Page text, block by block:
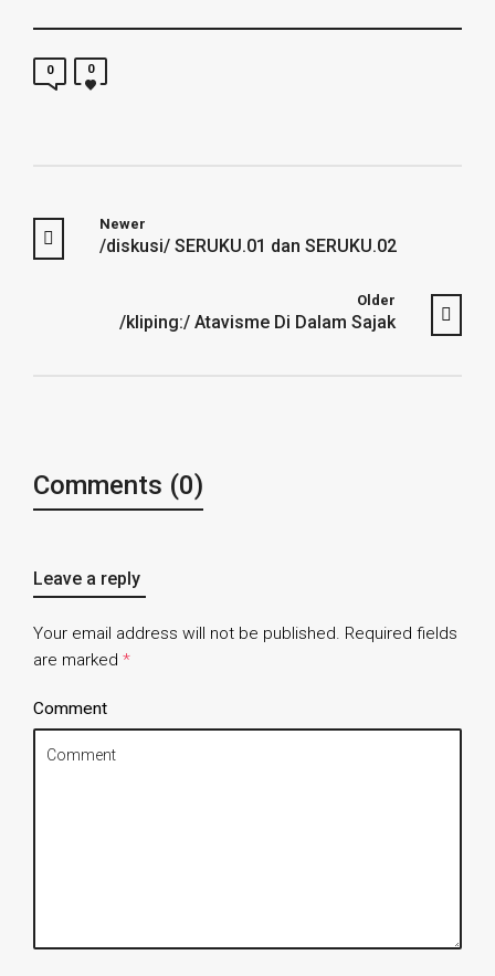
0 0
Newer
/diskusi/ SERUKU.01 dan SERUKU.02
Older
/kliping:/ Atavisme Di Dalam Sajak
Comments (0)
Leave a reply
Your email address will not be published. Required fields
are marked *
Comment